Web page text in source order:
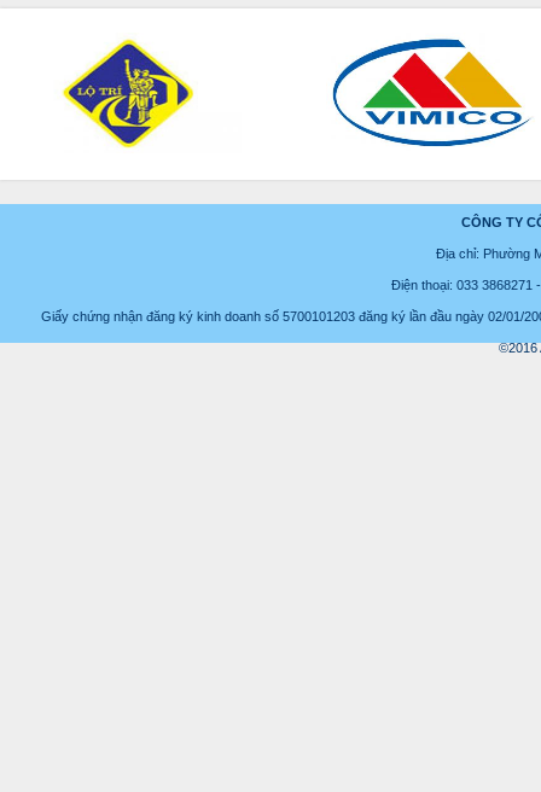
CÔNG TY
Địa chỉ: Phường
Điện thoại: 033 3868271
Giấy chứng nhận đăng ký kinh doanh số 5700101203 đăng ký lần đầu ngày 02/01/
©2016